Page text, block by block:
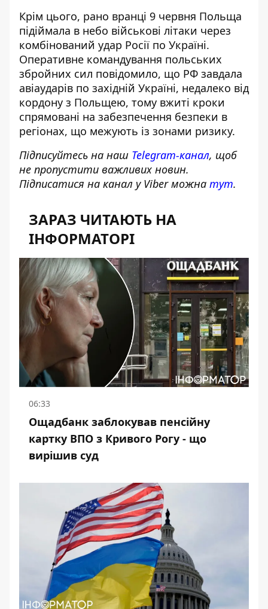
Крім цього, рано вранці 9 червня Польща
підіймала в небо військові літаки через
комбінований удар Росії по Україні.
Оперативне командування польських
збройних сил повідомило, що РФ завдала
авіаударів по західній Україні, недалеко від
кордону з Польщею, тому вжиті кроки
спрямовані на забезпечення безпеки в
регіонах, що межують із зонами ризику.
Підписуйтесь на наш Telegram-канал, щоб
не пропустити важливих новин.
Підписатися на канал у Viber можна тут.
ЗАРАЗ ЧИТАЮТЬ НА
ІНФОРМАТОРІ
06:33
Ощадбанк заблокував пенсійну
картку ВПО з Кривого Рогу - що
вирішив суд